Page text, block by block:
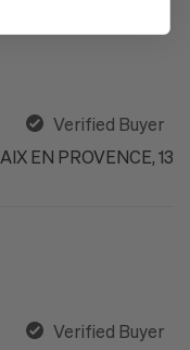
Verified Buyer
AIX EN PROVENCE, 13
Verified Buyer